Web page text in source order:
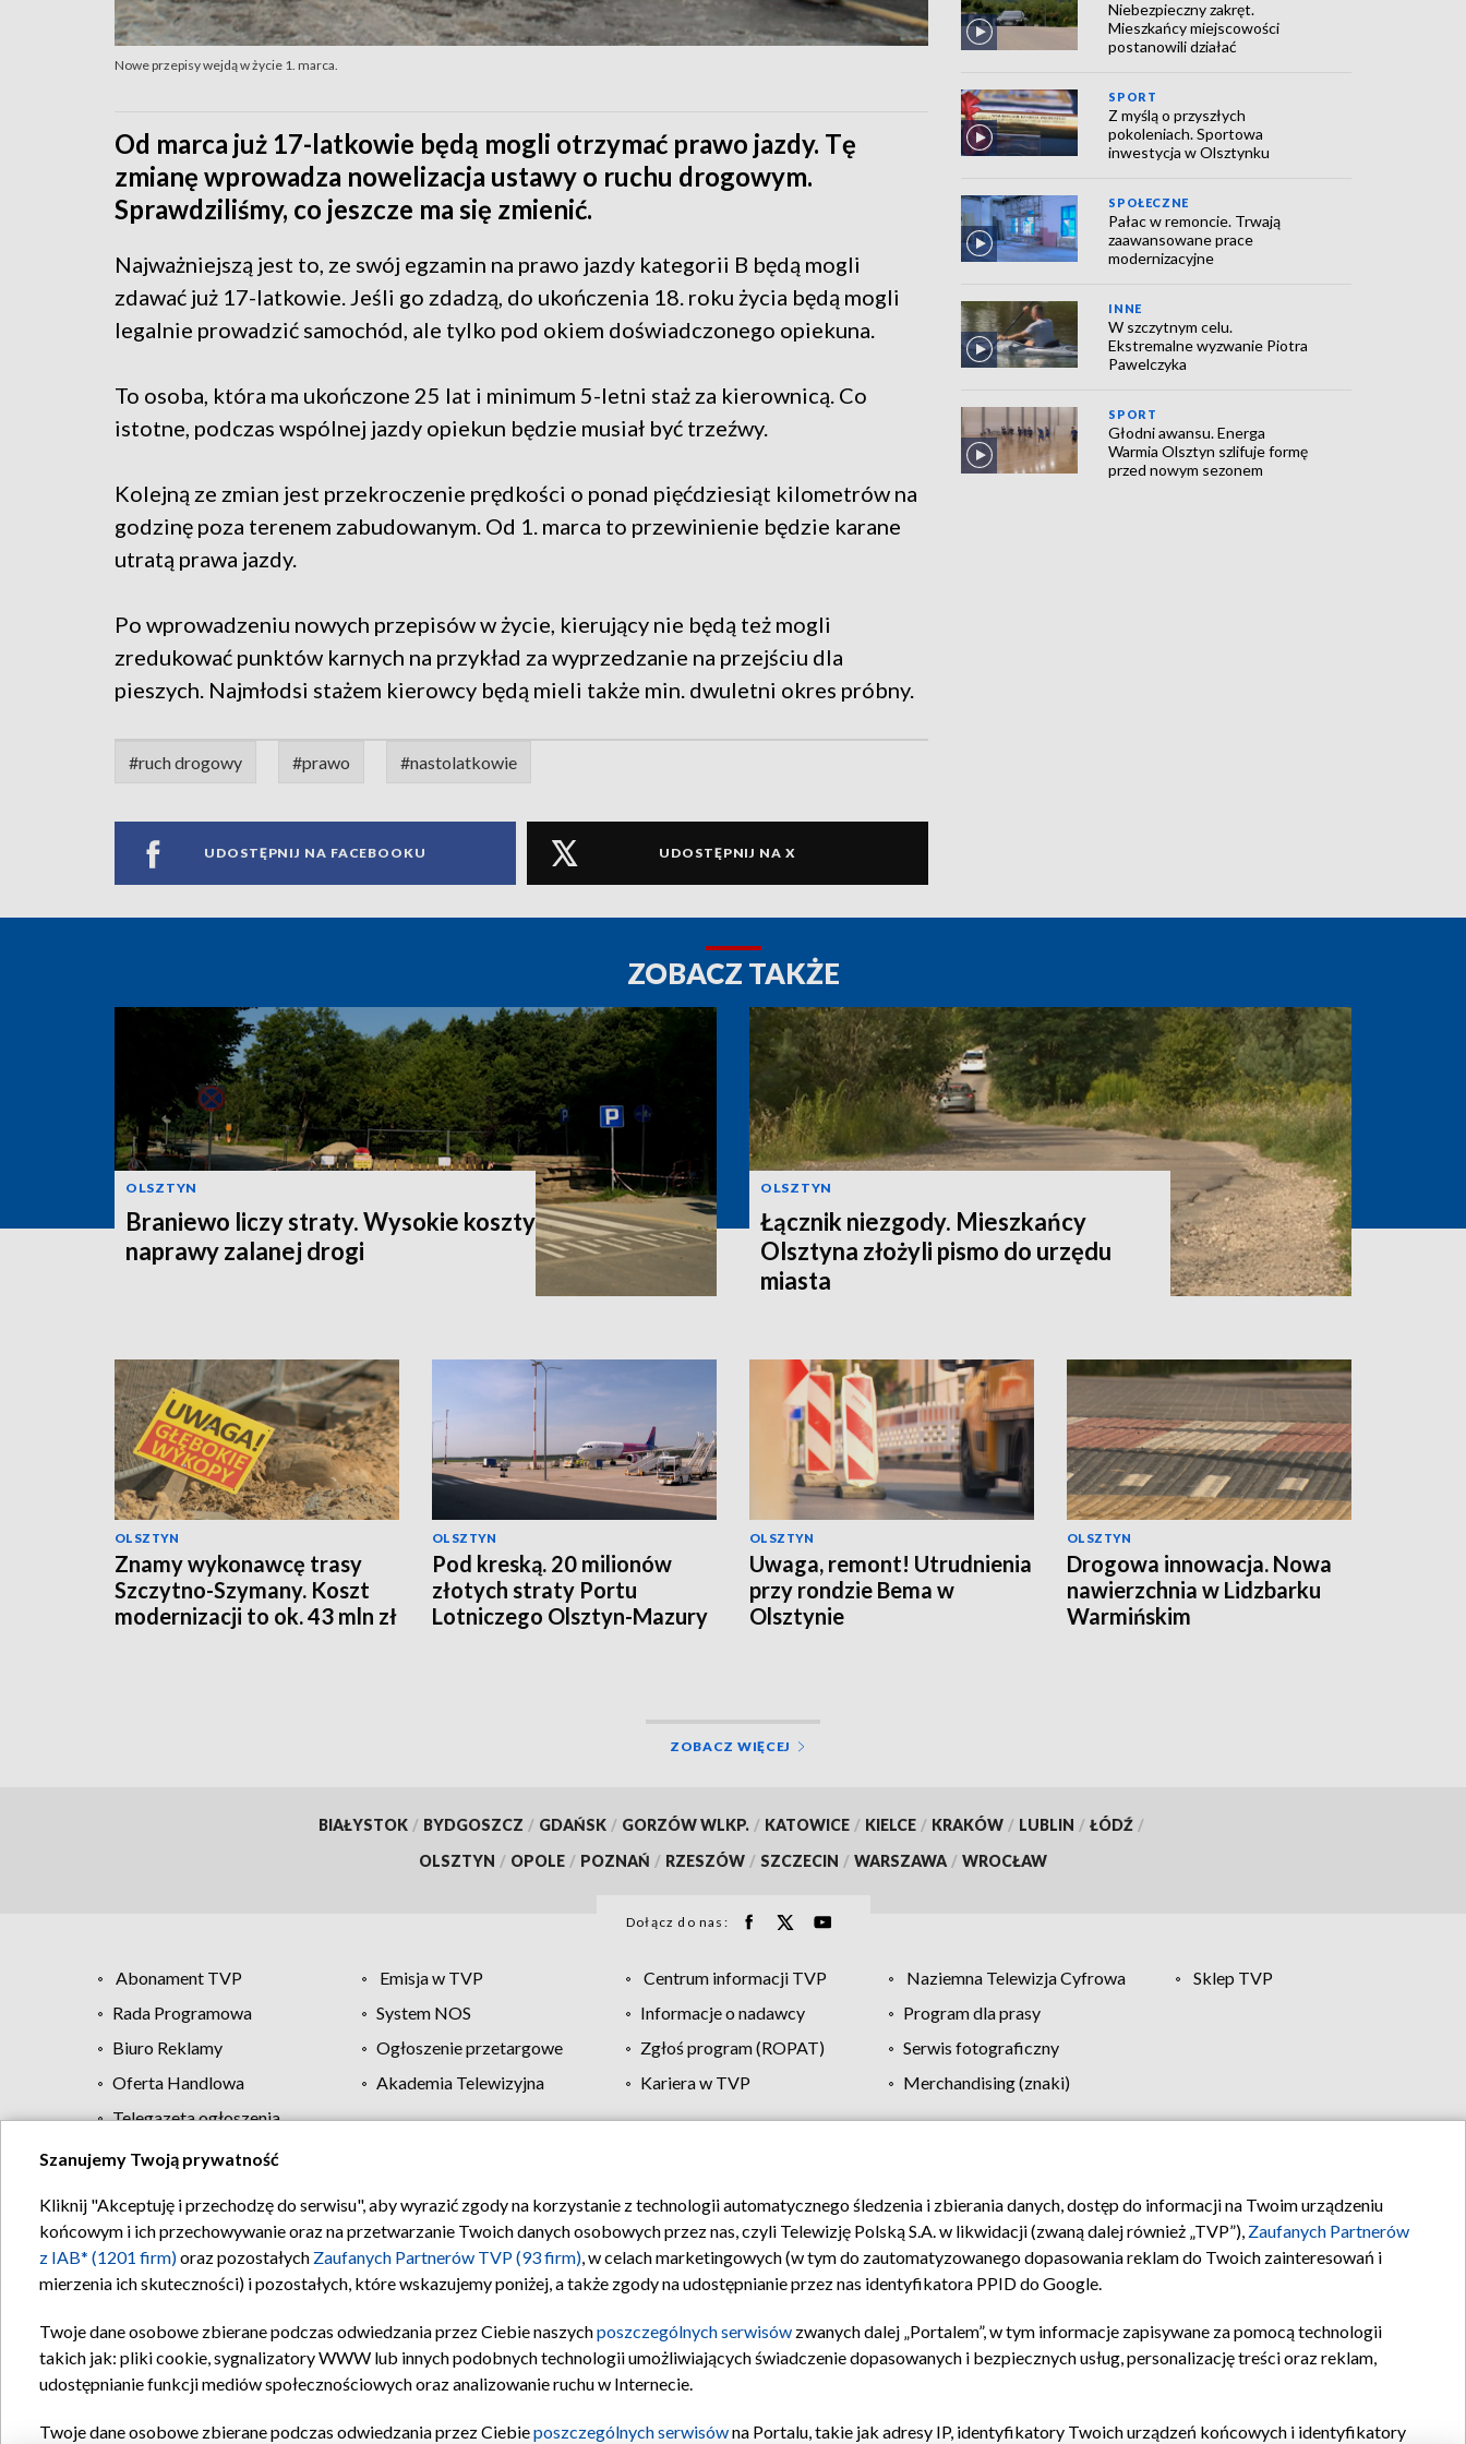
Nowe przepisy wejdą w życie 1. marca.
Od marca już 17-latkowie będą mogli otrzymać prawo jazdy. Tę
zmianę wprowadza nowelizacja ustawy o ruchu drogowym.
Sprawdziliśmy, co jeszcze ma się zmienić.
Najważniejszą jest to, ze swój egzamin na prawo jazdy kategorii B będą mogli
zdawać już 17-latkowie. Jeśli go zdadzą, do ukończenia 18. roku życia będą mogli
legalnie prowadzić samochód, ale tylko pod okiem doświadczonego opiekuna.
To osoba, która ma ukończone 25 lat i minimum 5-letni staż za kierownicą. Co
istotne, podczas wspólnej jazdy opiekun będzie musiał być trzeźwy.
Kolejną ze zmian jest przekroczenie prędkości o ponad pięćdziesiąt kilometrów na
godzinę poza terenem zabudowanym. Od 1. marca to przewinienie będzie karane
utratą prawa jazdy.
Po wprowadzeniu nowych przepisów w życie, kierujący nie będą też mogli
zredukować punktów karnych na przykład za wyprzedzanie na przejściu dla
pieszych. Najmłodsi stażem kierowcy będą mieli także min. dwuletni okres próbny.
#ruch drogowy #prawo #nastolatkowie
UDOSTĘPNIJ NA FACEBOOKU UDOSTĘPNIJ NA X
Niebezpieczny zakręt.
Mieszkańcy miejscowości
postanowili działać
SPORT
Z myślą o przyszłych
pokoleniach. Sportowa
inwestycja w Olsztynku
SPOŁECZNE
Pałac w remoncie. Trwają
zaawansowane prace
modernizacyjne
INNE
W szczytnym celu.
Ekstremalne wyzwanie Piotra
Pawelczyka
SPORT
Głodni awansu. Energa
Warmia Olsztyn szlifuje formę
przed nowym sezonem
ZOBACZ TAKŻE
OLSZTYN
Braniewo liczy straty. Wysokie koszty
naprawy zalanej drogi
OLSZTYN
Łącznik niezgody. Mieszkańcy
Olsztyna złożyli pismo do urzędu
miasta
OLSZTYN
Znamy wykonawcę trasy
Szczytno-Szymany. Koszt
modernizacji to ok. 43 mln zł
OLSZTYN
Pod kreską. 20 milionów
złotych straty Portu
Lotniczego Olsztyn-Mazury
OLSZTYN
Uwaga, remont! Utrudnienia
przy rondzie Bema w
Olsztynie
OLSZTYN
Drogowa innowacja. Nowa
nawierzchnia w Lidzbarku
Warmińskim
ZOBACZ WIĘCEJ
BIAŁYSTOK / BYDGOSZCZ / GDAŃSK / GORZÓW WLKP. / KATOWICE / KIELCE / KRAKÓW / LUBLIN / ŁÓDŹ /
OLSZTYN / OPOLE / POZNAŃ / RZESZÓW / SZCZECIN / WARSZAWA / WROCŁAW
Dołącz do nas:
Abonament TVP Emisja w TVP Centrum informacji TVP Naziemna Telewizja Cyfrowa
Sklep TVP
Rada Programowa
System NOS Informacje o nadawcy
Program dla prasy
Biuro Reklamy
Ogłoszenie przetargowe Zgłoś program (ROPAT)
Serwis fotograficzny
Oferta Handlowa
Akademia Telewizyjna Kariera w TVP
Merchandising (znaki)
Telegazeta ogłoszenia
Regulamin TVP Polityka prywatności Moje zgody Pomoc Biuro reklamy Kontakt
Szanujemy Twoją prywatność
Kliknij "Akceptuję i przechodzę do serwisu", aby wyrazić zgody na korzystanie z technologii automatycznego śledzenia i zbierania danych, dostęp do informacji na Twoim urządzeniu
końcowym i ich przechowywanie oraz na przetwarzanie Twoich danych osobowych przez nas, czyli Telewizję Polską S.A. w likwidacji (zwaną dalej również „TVP”), Zaufanych Partnerów
z IAB* (1201 firm)oraz pozostałych Zaufanych Partnerów TVP (93 firm), w celach marketingowych (w tym do zautomatyzowanego dopasowania reklam do Twoich zainteresowań i
mierzenia ich skuteczności) i pozostałych, które wskazujemy poniżej, a także zgody na udostępnianie przez nas identyfikatora PPID do Google.
Twoje dane osobowe zbierane podczas odwiedzania przez Ciebie naszychposzczególnych serwisów zwanych dalej „Portalem”, w tym informacje zapisywane za pomocą technologii
takich jak: pliki cookie, sygnalizatory WWW lub innych podobnych technologii umożliwiających świadczenie dopasowanych i bezpiecznych usług, personalizację treści oraz reklam,
udostępnianie funkcji mediów społecznościowych oraz analizowanie ruchu w Internecie.
Twoje dane osobowe zbierane podczas odwiedzania przez Ciebieposzczególnych serwisówna Portalu, takie jak adresy IP, identyfikatory Twoich urządzeń końcowych i identyfikatory